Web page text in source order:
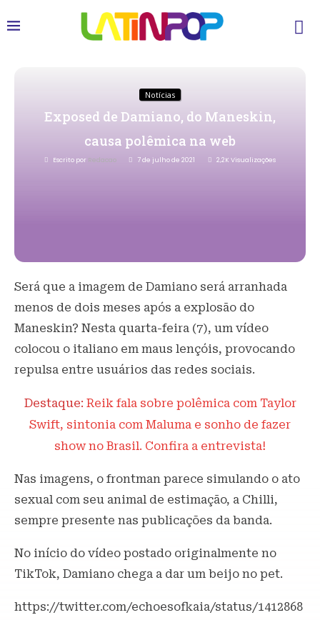
Notícias
Exposed de Damiano, do Maneskin,
causa polêmica na web
Escrito por Redacao 7 de julho de 2021 2,2K Visualizações
Será que a imagem de Damiano será arranhada
menos de dois meses após a explosão do
Maneskin? Nesta quarta-feira (7), um vídeo
colocou o italiano em maus lençóis, provocando
repulsa entre usuários das redes sociais.
Destaque: Reik fala sobre polêmica com Taylor
Swift, sintonia com Maluma e sonho de fazer
show no Brasil. Confira a entrevista!
Nas imagens, o frontman parece simulando o ato
sexual com seu animal de estimação, a Chilli,
sempre presente nas publicações da banda.
No início do vídeo postado originalmente no
TikTok, Damiano chega a dar um beijo no pet.
https://twitter.com/echoesofkaia/status/1412868